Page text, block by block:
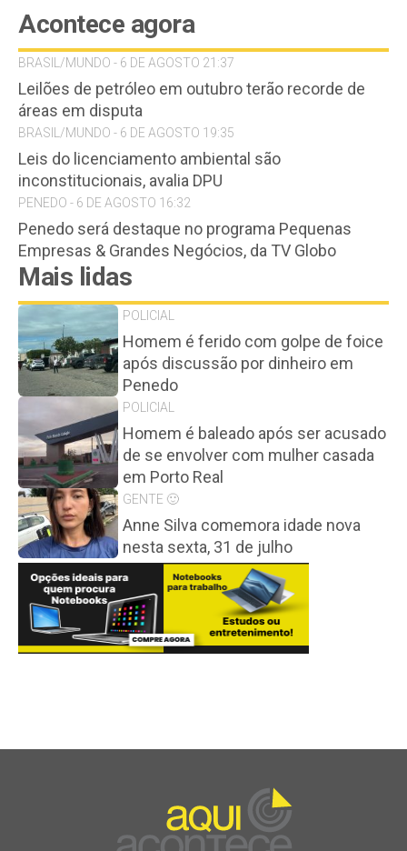
Acontece agora
BRASIL/MUNDO - 6 DE AGOSTO 21:37
Leilões de petróleo em outubro terão recorde de
áreas em disputa
BRASIL/MUNDO - 6 DE AGOSTO 19:35
Leis do licenciamento ambiental são
inconstitucionais, avalia DPU
PENEDO - 6 DE AGOSTO 16:32
Penedo será destaque no programa Pequenas
Empresas & Grandes Negócios, da TV Globo
Mais lidas
POLICIAL
Homem é ferido com golpe de foice
após discussão por dinheiro em
Penedo
POLICIAL
Homem é baleado após ser acusado
de se envolver com mulher casada
em Porto Real
GENTE 🙂
Anne Silva comemora idade nova
nesta sexta, 31 de julho